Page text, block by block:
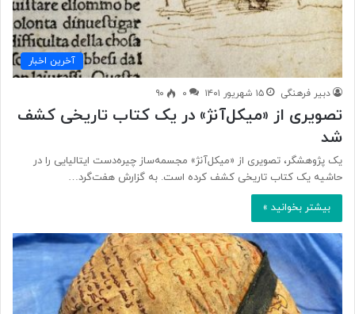
آخرین اخبار
دبیر فرهنگی ۱۵ شهریور ۱۴۰۱ ۰ ۹۰
تصویری از «میکل‌آنژ» در یک کتاب تاریخی کشف
شد
یک پژوهشگر، تصویری از «میکل‌آنژ» مجسمه‌ساز چیره‌دست ایتالیایی را در
حاشیه یک کتاب تاریخی کشف کرده است. به گزارش هفت‌گرد…
بیشتر بخوانید »